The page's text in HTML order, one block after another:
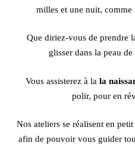
milles et une nuit,
Que diriez-vous de prendre
glisser dans la peau de
Vous assisterez à la la
polir, pour en
Nos ateliers se réalisent en
afin de pouvoir vous guider